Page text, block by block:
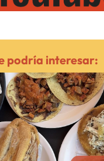
podría interesar: